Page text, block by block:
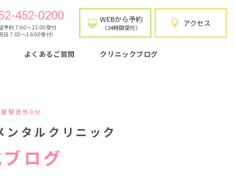
452-0200
予約 7:00〜23:00受付
祝日 7:00〜16:00受付）
WEBから予約
（24時間受付） アクセス
よくあるご質問 クリニックブログ
駅徒歩0分
ンタルクリニック
ログ